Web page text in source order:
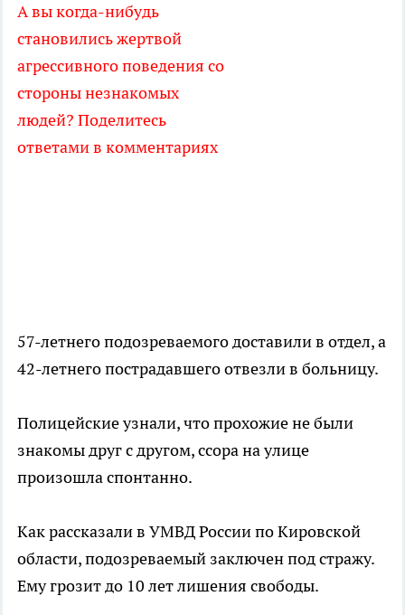
А вы когда-нибудь
становились жертвой
агрессивного поведения со
стороны незнакомых
людей? Поделитесь
ответами в комментариях
57-летнего подозреваемого доставили в отдел, а
42-летнего пострадавшего отвезли в больницу.
Полицейские узнали, что прохожие не были
знакомы друг с другом, ссора на улице
произошла спонтанно.
Как рассказали в УМВД России по Кировской
области, подозреваемый заключен под стражу.
Ему грозит до 10 лет лишения свободы.